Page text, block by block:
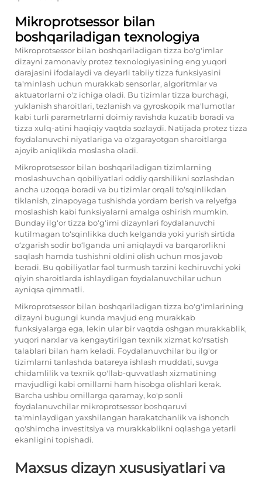
Mikroprotsessor bilan
boshqariladigan texnologiya
Mikroprotsessor bilan boshqariladigan tizza bo'g'imlar
dizayni zamonaviy protez texnologiyasining eng yuqori
darajasini ifodalaydi va deyarli tabiiy tizza funksiyasini
ta'minlash uchun murakkab sensorlar, algoritmlar va
aktuatorlarni o'z ichiga oladi. Bu tizimlar tizza burchagi,
yuklanish sharoitlari, tezlanish va gyroskopik ma'lumotlar
kabi turli parametrlarni doimiy ravishda kuzatib boradi va
tizza xulq-atini haqiqiy vaqtda sozlaydi. Natijada protez tizza
foydalanuvchi niyatlariga va o'zgarayotgan sharoitlarga
ajoyib aniqlikda moslasha oladi.
Mikroprotsessor bilan boshqariladigan tizimlarning
moslashuvchan qobiliyatlari oddiy qarshilikni sozlashdan
ancha uzoqqa boradi va bu tizimlar orqali to‘sqinlikdan
tiklanish, zinapoyaga tushishda yordam berish va relyefga
moslashish kabi funksiyalarni amalga oshirish mumkin.
Bunday ilg‘or tizza bo‘g‘imi dizaynlari foydalanuvchi
kutilmagan to‘sqinlikka duch kelganda yoki yurish sirtida
o‘zgarish sodir bo‘lganda uni aniqlaydi va barqarorlikni
saqlash hamda tushishni oldini olish uchun mos javob
beradi. Bu qobiliyatlar faol turmush tarzini kechiruvchi yoki
qiyin sharoitlarda ishlaydigan foydalanuvchilar uchun
ayniqsa qimmatli.
Mikroprotsessor bilan boshqariladigan tizza bo'g'imlarining
dizayni bugungi kunda mavjud eng murakkab
funksiyalarga ega, lekin ular bir vaqtda oshgan murakkablik,
yuqori narxlar va kengaytirilgan texnik xizmat ko'rsatish
talablari bilan ham keladi. Foydalanuvchilar bu ilg'or
tizimlarni tanlashda batareya ishlash muddati, suvga
chidamlilik va texnik qo'llab-quvvatlash xizmatining
mavjudligi kabi omillarni ham hisobga olishlari kerak.
Barcha ushbu omillarga qaramay, ko'p sonli
foydalanuvchilar mikroprotsessor boshqaruvi
ta'minlaydigan yaxshilangan harakatchanlik va ishonch
qo'shimcha investitsiya va murakkablikni oqlashga yetarli
ekanligini topishadi.
Maxsus dizayn xususiyatlari va